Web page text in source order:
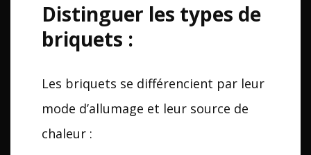
Distinguer les types de
briquets :
Les briquets se différencient par leur
mode d’allumage et leur source de
chaleur :